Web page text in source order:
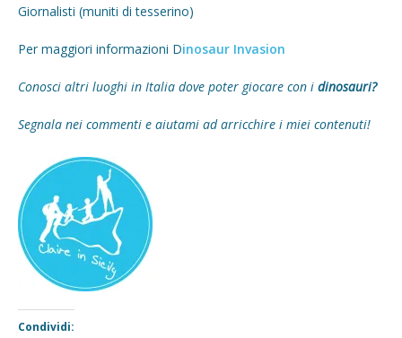
Giornalisti (muniti di tesserino)
Per maggiori informazioni Dinosaur Invasion
Conosci altri luoghi in Italia dove poter giocare con i dinosauri?
Segnala nei commenti e aiutami ad arricchire i miei contenuti!
Condividi: